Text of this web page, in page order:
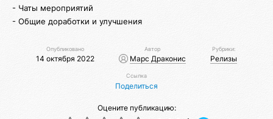
- Чаты мероприятий
- Общие доработки и улучшения
Опубликовано
14 октября 2022
Автор
Марс Драконис
Рубрики:
Релизы
Ссылка
Поделиться
Оцените публикацию: